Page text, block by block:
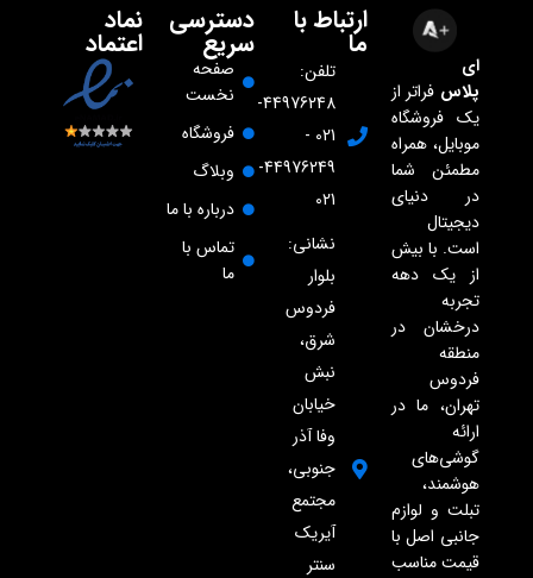
ای
پلاس فراتر از
یک فروشگاه
موبایل، همراه
مطمئن شما
در دنیای
دیجیتال
است. با بیش
از یک دهه
تجربه
درخشان در
منطقه
فردوس
تهران، ما در
ارائه
گوشی‌های
هوشمند،
تبلت و لوازم
جانبی اصل با
قیمت مناسب
ارتباط با
ما
تلفن:
44976248-
021 -
44976249-
021
نشانی:
بلوار
فردوس
شرق،
نبش
خیابان
وفا آذر
جنوبی،
مجتمع
آیریک
سنتر
دسترسی
سریع
صفحه
نخست
فروشگاه
وبلاگ
درباره با ما
تماس با
ما
نماد
اعتماد